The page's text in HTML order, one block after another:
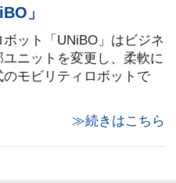
」
ット「UNiBO」はビジネ
ニットを変更し、柔軟に
モビリティロボットで
≫続きはこちら